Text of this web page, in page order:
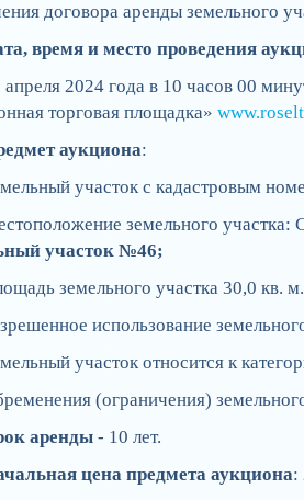
договора аренды земельного
время и место проведения
апреля 2024 года в 10 часов 00
торговая площадка»
аукциона:
участок с кадастровым
земельного участка:
участок №46;
земельного участка 30,0 кв. м.
использование
участок относится к
(ограничения)
аренды - 10 лет.
цена предмета аукциона: